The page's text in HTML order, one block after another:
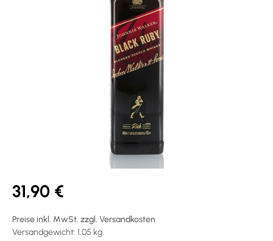
31,90 €
Preise inkl. MwSt. zzgl. Versandkosten
Versandgewicht: 1.05 kg